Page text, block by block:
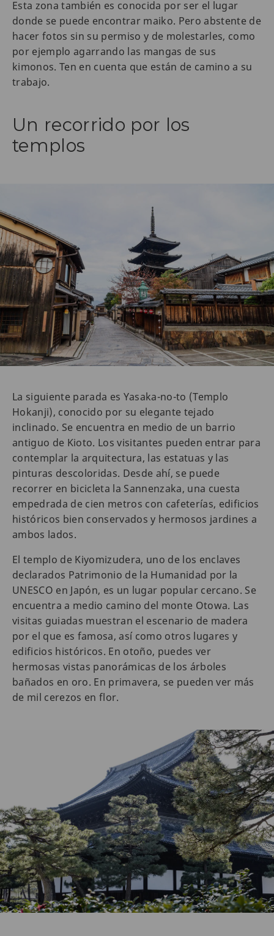
Esta zona también es conocida por ser el lugar
donde se puede encontrar maiko. Pero abstente de
hacer fotos sin su permiso y de molestarles, como
por ejemplo agarrando las mangas de sus
kimonos. Ten en cuenta que están de camino a su
trabajo.
Un recorrido por los
templos
La siguiente parada es Yasaka-no-to (Templo
Hokanji), conocido por su elegante tejado
inclinado. Se encuentra en medio de un barrio
antiguo de Kioto. Los visitantes pueden entrar para
contemplar la arquitectura, las estatuas y las
pinturas descoloridas. Desde ahí, se puede
recorrer en bicicleta la Sannenzaka, una cuesta
empedrada de cien metros con cafeterías, edificios
históricos bien conservados y hermosos jardines a
ambos lados.
El templo de Kiyomizudera, uno de los enclaves
declarados Patrimonio de la Humanidad por la
UNESCO en Japón, es un lugar popular cercano. Se
encuentra a medio camino del monte Otowa. Las
visitas guiadas muestran el escenario de madera
por el que es famosa, así como otros lugares y
edificios históricos. En otoño, puedes ver
hermosas vistas panorámicas de los árboles
bañados en oro. En primavera, se pueden ver más
de mil cerezos en flor.